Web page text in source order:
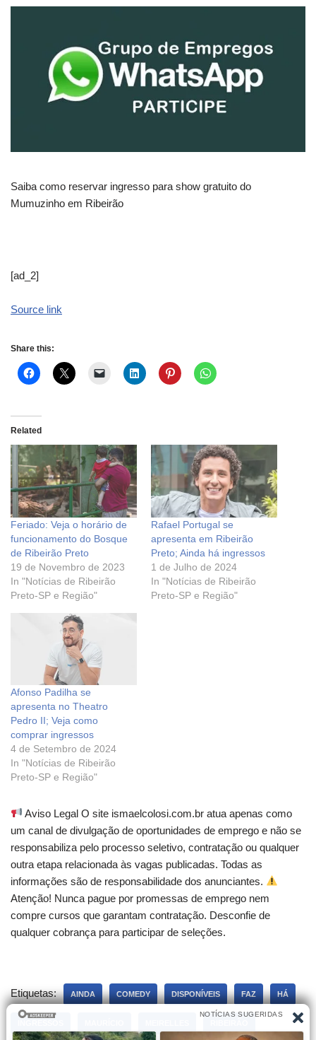
Saiba como reservar ingresso para show gratuito do
Mumuzinho em Ribeirão
[ad_2]
Source link
Share this:
Related
Feriado: Veja o horário de
funcionamento do Bosque
de Ribeirão Preto
19 de Novembro de 2023
In "Notícias de Ribeirão
Preto-SP e Região"
Rafael Portugal se
apresenta em Ribeirão
Preto; Ainda há ingressos
1 de Julho de 2024
In "Notícias de Ribeirão
Preto-SP e Região"
Afonso Padilha se
apresenta no Theatro
Pedro II; Veja como
comprar ingressos
4 de Setembro de 2024
In "Notícias de Ribeirão
Preto-SP e Região"
Aviso Legal O site ismaelcolosi.com.br atua apenas como
um canal de divulgação de oportunidades de emprego e não se
responsabiliza pelo processo seletivo, contratação ou qualquer
outra etapa relacionada às vagas publicadas. Todas as
informações são de responsabilidade dos anunciantes.
Atenção! Nunca pague por promessas de emprego nem
compre cursos que garantam contratação. Desconfie de
qualquer cobrança para participar de seleções.
Etiquetas: AINDA COMEDY DISPONÍVEIS FAZ HÁ